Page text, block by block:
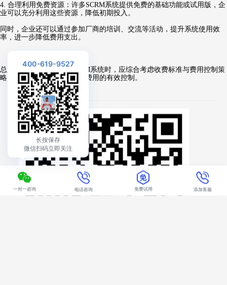
4. 合理利用免费资源：许多SCRM系统提供免费的基础功能或试用版，企
业可以充分利用这些资源，降低初期投入。
同时，企业还可以通过参加厂商的培训、交流等活动，提升系统使用效
率，进一步降低费用支出。
总之，企业在选择微信SCRM系统时，应综合考虑收费标准与费用控制策
略，实现资源的优化配置和费用的有效控制。
一对一咨询
400-619-9527
长按保存
微信扫码立即关注
电话咨询 免费试用 添加客服